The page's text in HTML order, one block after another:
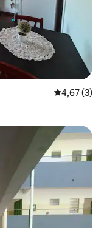
Évaluation
4,67 (3)